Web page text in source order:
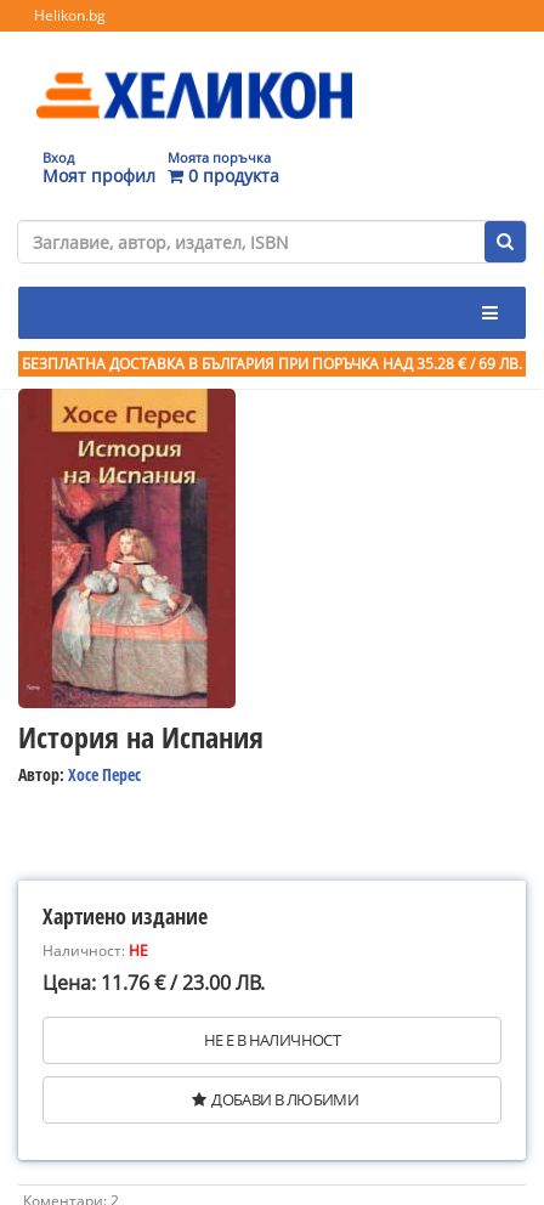
Helikon.bg
Вход
Моят профил
Моята поръчка
0 продукта
БЕЗПЛАТНА ДОСТАВКА В БЪЛГАРИЯ ПРИ ПОРЪЧКА НАД 35.28 € / 69 ЛВ.
История на Испания
Автор: Хосе Перес
Хартиено издание
Наличност: НЕ
Цена: 11.76 € / 23.00 ЛВ.
НЕ Е В НАЛИЧНОСТ
ДОБАВИ В ЛЮБИМИ
Коментари: 2